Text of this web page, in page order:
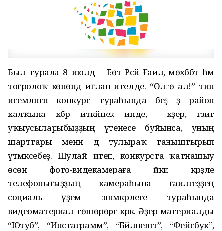
Был турала 8 июлдә – Бөтә Рәсәй Ғаилә, мөхәббәт һәм
тоғролоҡ көнөндә иғлан ителде. “Өлгө ал!” тип
исемләнгән конкурс тураһында беҙ ҙә район
халҡына хәбәр иткәйнек инде, ә хәҙер, гәзит
уҡыусыларыбыҙҙың үтенесе буйынса, уның
шарттары менән дә тулыраҡ таныштырып
үтмәксебеҙ. Шулай итеп, конкурста ҡатнашыу
өсөн фото-видекамераға йәки кәрәҙле
телефонығыҙҙың камераһына ғаиләгеҙҙең
социаль әүҙем эшмәкәрлеге тураһында
видеоматериал төшөрөргә кәрәк. Әҙер материалды
“Ютуб”, “Инстаграмм”, “Бәйләнештә”, “Фейсбук”,